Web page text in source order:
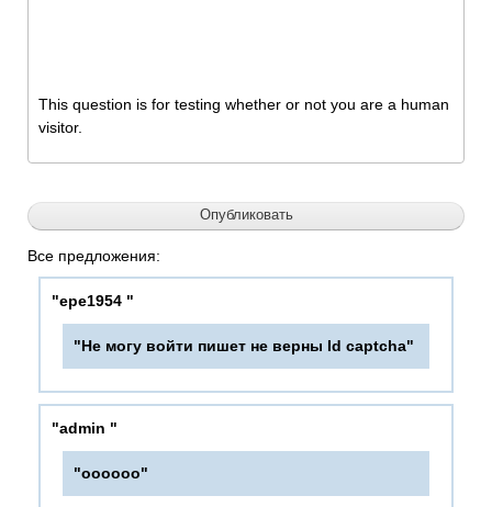
This question is for testing whether or not you are a human
visitor.
Все предложения:
"epe1954 "
"Не могу войти пишет не верны Id captcha"
"admin "
"оооооо"